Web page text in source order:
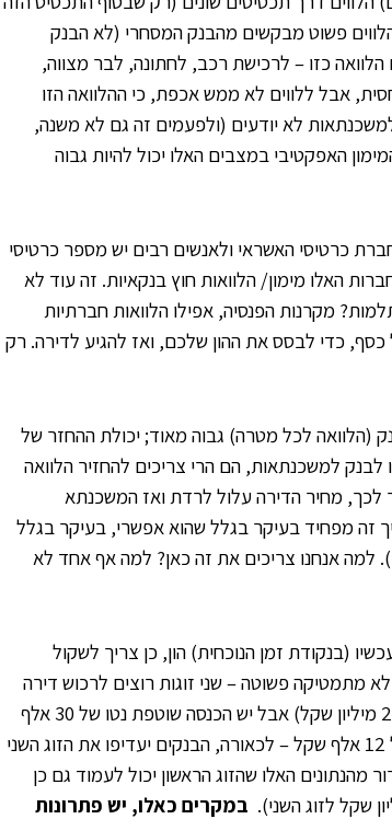
כבומרנג עליהם) מקבלים משכנתא בשיעור של 100%. הלווים פשוט מבקשים מהבנק המסחרי (לא הבנק
כזו – לרכישת רכב, לחתונה, לבר מצווה,
אבל ללווים לא ממש אכפת, כי ההלוואה הזו
לא יודעים (ולפעמים זה גם לא משנה,
מהכסף לדירה) וכך המימון האפקטיבי במצבים האלו יכול להיות גבוה
כרטיסי האשראי ולאנשים רבים יש מספר כרטיסי
האלו מימון/ הלוואות חוץ בנקאיות. זה עוד לא
מקרנות הפנסיה, אפילו הלוואות חברתיות
כסף, כדי לבסס את ההון שלכם, ואז להגיע לדירה. רק
(הלוואה לכל מטרה) גבוה מאוד; יכולת ההחזר של
למשכנתאות, הם הרי צריכים להחזיר הלוואה
מחיר הדירה עלול לרדת ואז המשכנתא
זה מפחיד בעיקר בגלל שהוא אפשרי, בעיקר בגלל
למה אנחנו צריכים את זה כאן? למה אף אחד לא
(בנקודת זמן הנוכחית) הון, כן צריך לשקול
מ-75% מערך הדירה. הרי זו לא מתמטיקה פשוטה – שני זוגות רוצים לרכוש דירה
ב-2 מיליון שקל – לאחר אין הון (והוא מבקש לקבל משכנתא של 2 מיליון שקל) אבל יש הכנסה שוטפת נטו של 30 אלף
שקל, ולשני יש הון של 500 אלף שקל (25%), והכנסה שוטפת של 12 אלף שקל – לכאורה, הבנקים יעדיפו את הזוג השני
האלו שהזוג הראשון יכול לעמוד גם כן
במקרים כאלו, יש פתרונות